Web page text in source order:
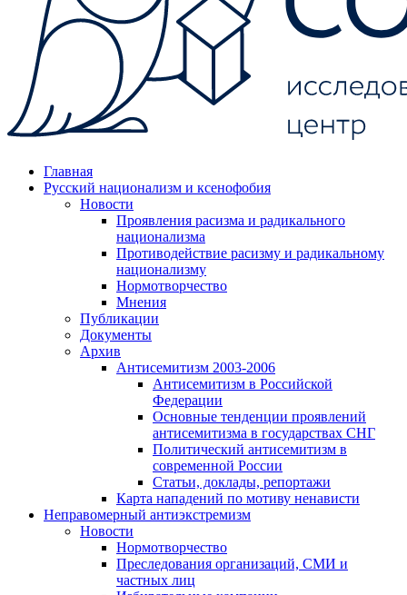
Главная
Русский национализм и ксенофобия
Новости
Проявления расизма и радикального
национализма
Противодействие расизму и радикальному
национализму
Нормотворчество
Мнения
Публикации
Документы
Архив
Антисемитизм 2003-2006
Антисемитизм в Российской
Федерации
Основные тенденции проявлений
антисемитизма в государствах СНГ
Политический антисемитизм в
современной России
Статьи, доклады, репортажи
Карта нападений по мотиву ненависти
Неправомерный антиэкстремизм
Новости
Нормотворчество
Преследования организаций, СМИ и
частных лиц